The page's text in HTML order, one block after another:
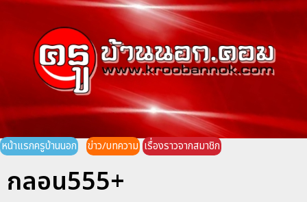
หน้าแรกครูบ้านนอก ข่าว/บทความ เรื่องราวจากสมาชิก
กลอน555+